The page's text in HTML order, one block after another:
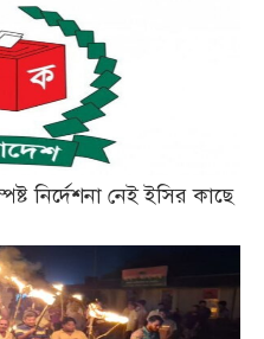
নির্দেশনা নেই ইসির কাছে